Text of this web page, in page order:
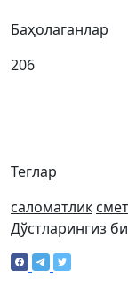
Теглар
саломатлик
Баҳолаганлар
206
Дўстларингиз